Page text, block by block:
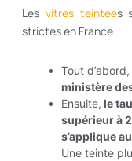
Les vitres teintées
strictes en France.
Tout d’abord,
ministère
Ensuite, le
supérieur à
s’applique
Une teinte